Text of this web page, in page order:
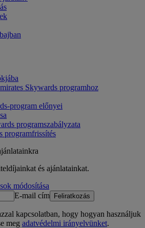
Skywards programhoz
program előnyei
programszabályzata
programfrissítés
és ajánlatainkat.
módosítása
E-mail cím Feliratkozás
kapcsolatban, hogy hogyan használjuk
meg adatvédelmi irányelvünket.